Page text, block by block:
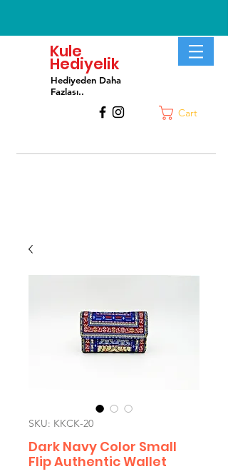
Kule
Hediyelik
Hediyeden Daha
Fazlası..
Cart
SKU: KKCK-20
Dark Navy Color Small
Flip Authentic Wallet